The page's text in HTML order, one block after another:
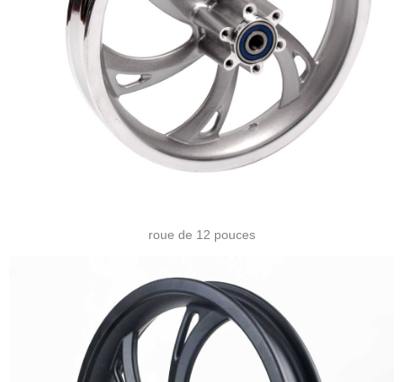
roue de 12 pouces